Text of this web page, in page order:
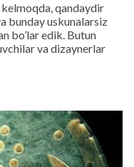
qandaydir
bunday uskunalarsiz
bo’lar edik. Butun
va dizaynerlar